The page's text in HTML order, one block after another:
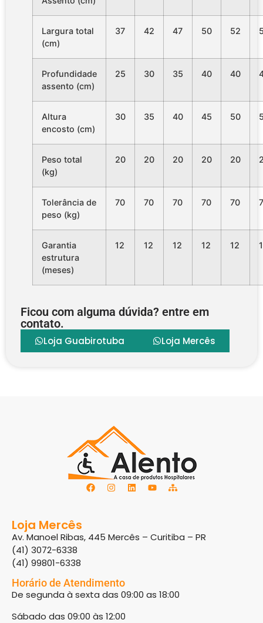
Largura total
(cm)
37 42 47 50 52
Profundidade
assento (cm)
25 30 35 40 40
Altura
encosto (cm)
30 35 40 45 50
Peso total
(kg)
20 20 20 20 20
Tolerância de
peso (kg)
70 70 70 70 70
Garantia
estrutura
(meses)
12 12 12 12 12
Ficou com alguma dúvida? entre em
contato.
Loja Guabirotuba Loja Mercês
Loja Mercês
Av. Manoel Ribas, 445 Mercês – Curitiba – PR
(41) 3072-6338
(41) 99801-6338
Horário de Atendimento
De segunda à sexta das 09:00 as 18:00
Sábado das 09:00 às 12:00